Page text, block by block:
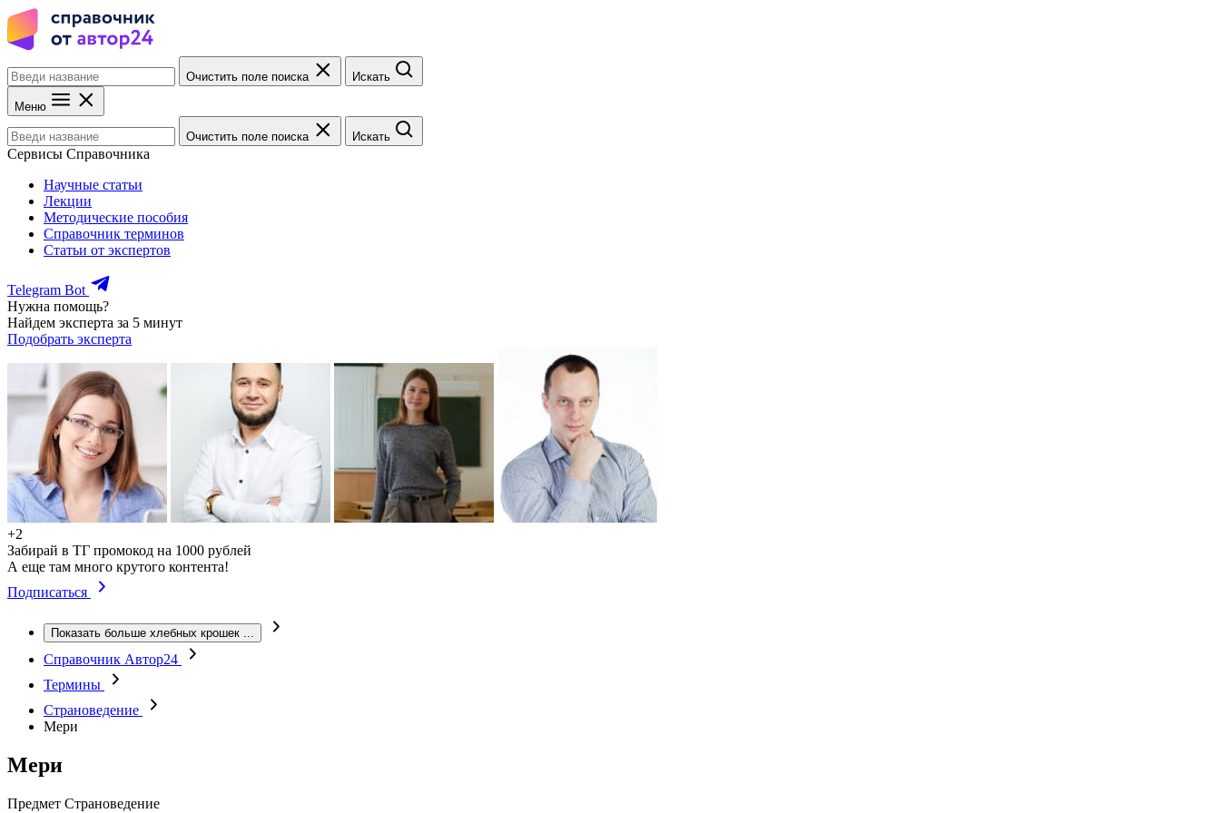
Очистить поле поиска Искать
Меню
Очистить поле поиска Искать
Сервисы Справочника
Научные статьи
Лекции
Методические пособия
Справочник терминов
Статьи от экспертов
Telegram Bot
Нужна помощь?
Найдем эксперта за 5 минут
Подобрать эксперта
+2
Забирай в ТГ промокод на 1000 рублей
А еще там много крутого контента!
Подписаться
Показать больше хлебных крошек ...
Справочник Автор24
Термины
Страноведение
Мери
Мери
Предмет Страноведение